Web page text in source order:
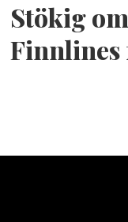
Stökig
Finnlines